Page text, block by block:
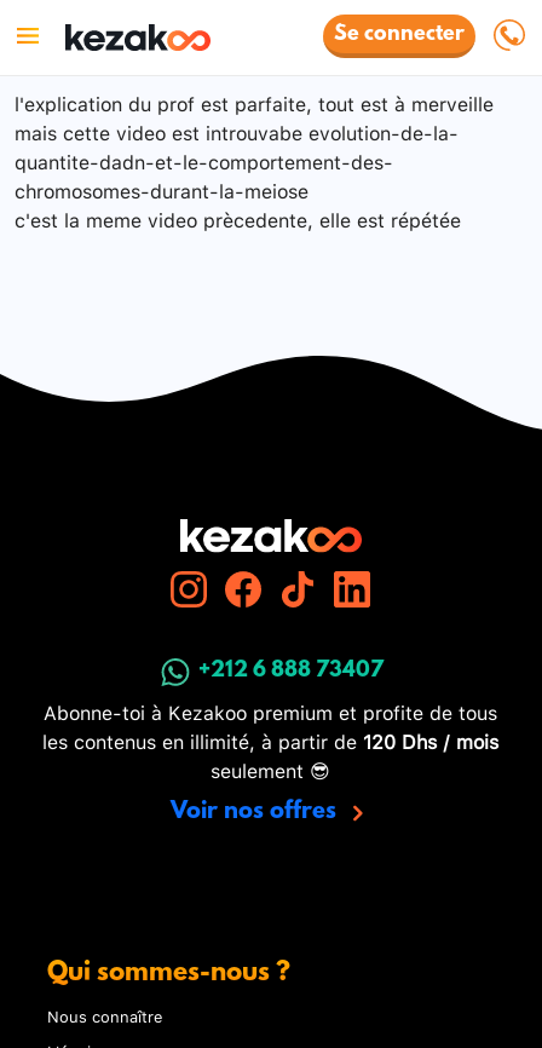
Se connecter
l'explication du prof est parfaite, tout est à merveille
mais cette video est introuvabe evolution-de-la-
quantite-dadn-et-le-comportement-des-
chromosomes-durant-la-meiose
c'est la meme video prècedente, elle est répétée
+212 6 888 73407
Abonne-toi à Kezakoo premium et profite de tous
les contenus en illimité, à partir de 120 Dhs / mois
seulement 😎
Voir nos offres
Qui sommes-nous ?
Nous connaître